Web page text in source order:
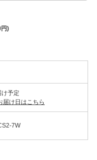
)
予定
け日はこちら
7W